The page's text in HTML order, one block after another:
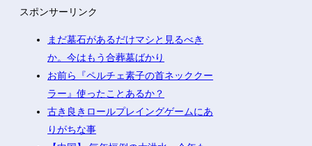
スポンサーリンク
まだ墓石があるだけマシと見るべき
か。今はもう合葬墓ばかり
お前ら『ペルチェ素子の首ネッククー
ラー』使ったことあるか？
古き良きロールプレイングゲームにあ
りがちな事